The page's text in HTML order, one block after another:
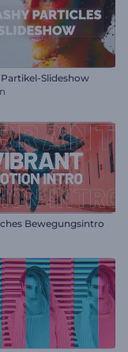
Slideshow
Bewegungsintro